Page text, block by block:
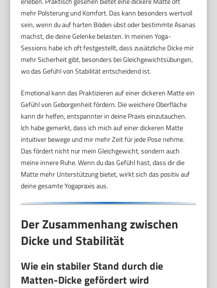
mehr Polsterung und Komfort. Das kann besonders wertvoll
sein, wenn du auf harten Böden übst oder bestimmte Asanas
machst, die deine Gelenke belasten. In meinen Yoga-
Sessions habe ich oft festgestellt, dass zusätzliche Dicke mir
mehr Sicherheit gibt, besonders bei Gleichgewichtsübungen,
wo das Gefühl von Stabilität entscheidend ist.
Emotional kann das Praktizieren auf einer dickeren Matte ein
Gefühl von Geborgenheit fördern. Die weichere Oberfläche
kann dir helfen, entspannter in deine Praxis einzutauchen.
Ich habe gemerkt, dass ich mich auf einer dickeren Matte
intuitiver bewege und mir mehr Zeit für jede Pose nehme.
Das fördert nicht nur mein Gleichgewicht, sondern auch
meine innere Ruhe. Wenn du das Gefühl hast, dass dir die
Matte mehr Unterstützung bietet, wirkt sich das positiv auf
deine gesamte Yogapraxis aus.
Der Zusammenhang zwischen
Dicke und Stabilität
Wie ein stabiler Stand durch die
Matten-Dicke gefördert wird